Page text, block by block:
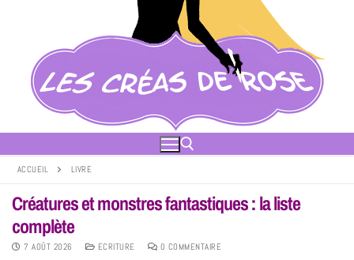
ACCUEIL LIVRE
Créatures et monstres fantastiques : la liste
complète
7 AOÛT 2026 ECRITURE 0 COMMENTAIRE